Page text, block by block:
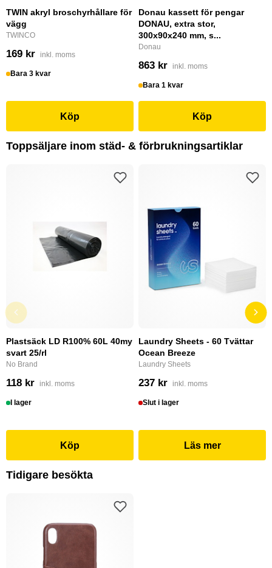
TWIN akryl broschyrhållare för
vägg
TWINCO
169 kr inkl. moms
Bara 3 kvar
Köp
Donau kassett för pengar
DONAU, extra stor,
300x90x240 mm, s...
Donau
863 kr inkl. moms
Bara 1 kvar
Köp
Toppsäljare inom städ- & förbrukningsartiklar
Plastsäck LD R100% 60L 40my
svart 25/rl
No Brand
118 kr inkl. moms
I lager
Köp
Laundry Sheets - 60 Tvättar
Ocean Breeze
Laundry Sheets
237 kr inkl. moms
Slut i lager
Läs mer
Tidigare besökta